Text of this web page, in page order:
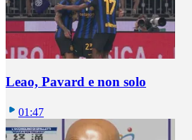
Leao, Pavard e non solo
01:47